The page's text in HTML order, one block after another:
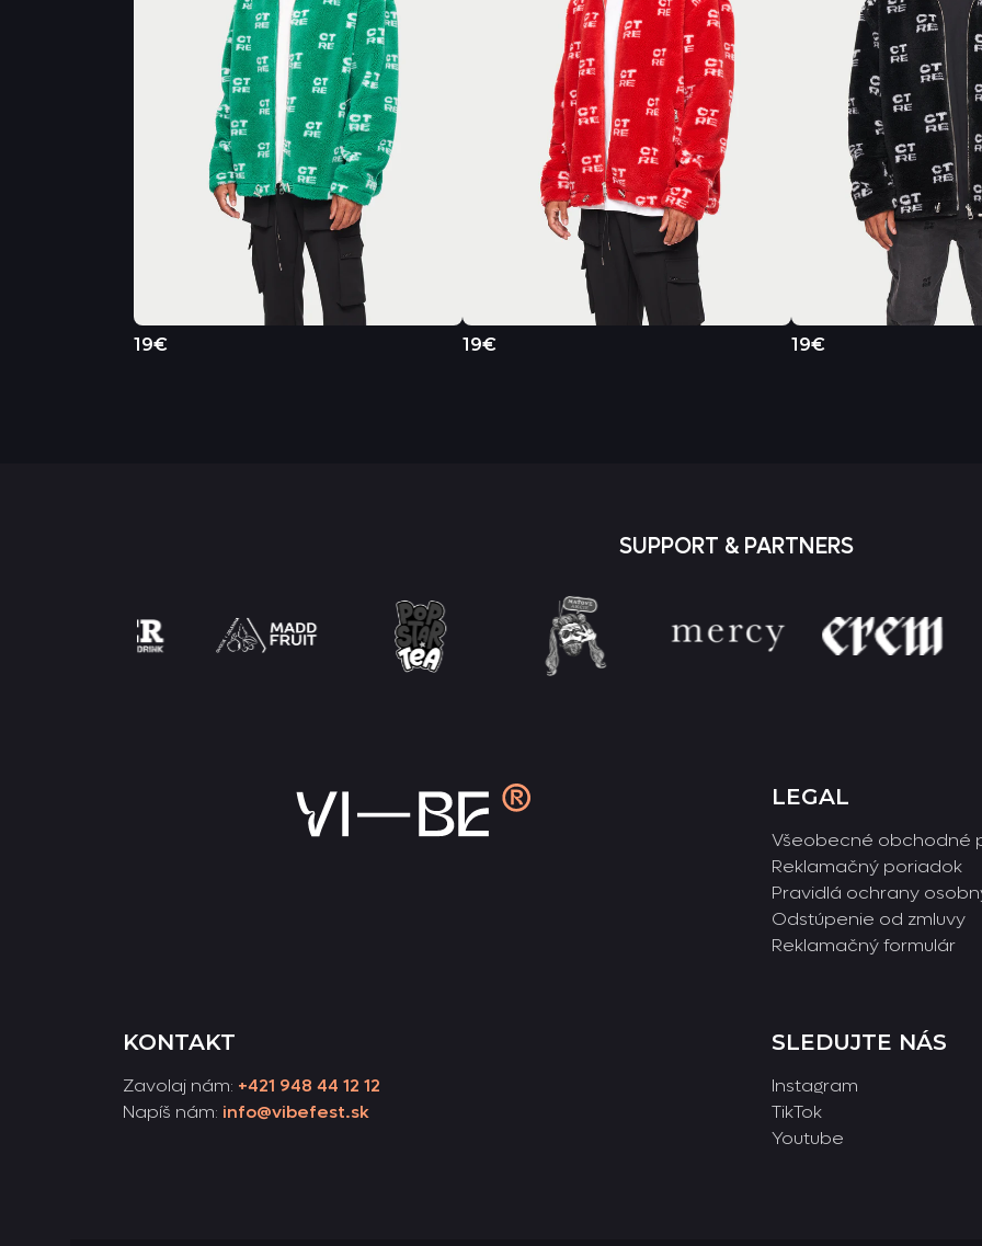
19€ 19€ 19€
SUPPORT & PARTNERS
LEGAL
Všeobecné obchodné
Reklamačný poriadok
Pravidlá ochrany
Odstúpenie od zmluvy
Reklamačný formulár
KONTAKT
Zavolaj nám: +421 948 44 12 12
Napíš nám: info@vibefest.sk
SLEDUJTE NÁS
Instagram
TikTok
Youtube